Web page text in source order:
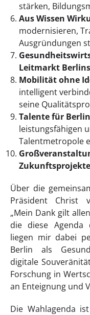
stärken,
Aus Wissen
modernisieren,
Ausgründungen
Leitmarkt
Mobilität ohne
intelligent
seine
Talente für
leistungsfähigen
Talentmetropole
Über die
Präsident Christ
„Mein Dank gilt
die diese Agenda
liegen mir dabei
Berlin als
digitale
Forschung in
an Enteignung und
Die Wahlagenda